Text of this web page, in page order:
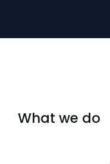
What we do